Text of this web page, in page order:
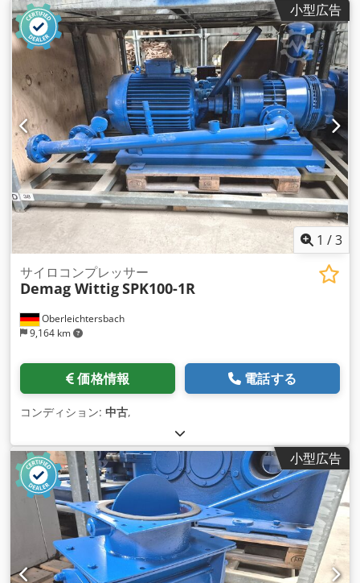
小型広告
1 /3
Oberleichtersbach
9,164 km
サイロコンプレッサー
Demag WittigSPK100-1R
価格情報 電話する
コンディション: 中古,
小型広告